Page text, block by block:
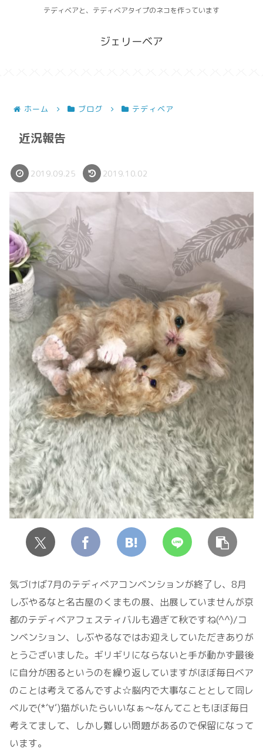
テディベアと、テディベアタイプのネコを作っています
ジェリーベア
ホーム ブログ テディベア
近況報告
2019.09.25 2019.10.02
気づけば7月のテディベアコンベンションが終了し、8月
しぶやるなと名古屋のくまもの展、出展していませんが京
都のテディベアフェスティバルも過ぎて秋ですね(^^)/コ
ンベンション、しぶやるなではお迎えしていただきありが
とうございました。ギリギリにならないと手が動かず最後
に自分が困るというのを繰り返していますがほぼ毎日ベア
のことは考えてるんですよ☆脳内で大事なこととして同レ
ベルで(*‘∀‘)猫がいたらいいなぁ～なんてこともほぼ毎日
考えてまして、しかし難しい問題があるので保留になって
います。